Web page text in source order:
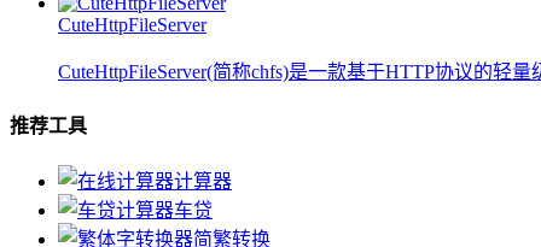
CuteHttpFileServer
CuteHttpFileServer(简称chfs)是一款基于HTTP协议的轻量
推荐工具
计算器
车贷
简繁转换